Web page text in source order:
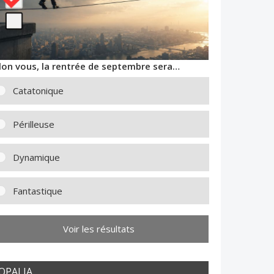
vous, la rentrée de septembre sera…
Catatonique
Périlleuse
Dynamique
Fantastique
Voir les résultats